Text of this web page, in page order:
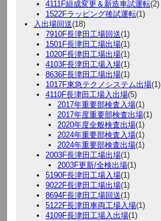
4111F組成変更＆新造車試運転(2)
1522Fラッピング後試運転(1)
入出場回送(18)
7910F長津田工場回送(1)
1501F長津田工場出場(1)
1020F長津田工場出場(1)
4103F長津田工場入場(1)
8636F長津田工場出場(1)
1017F東急テクノシステム出場(1)
4110F長津田工場入出場(5)
2017年重要部検査入場(1)
2017年度重要部検査出場(1)
2020年度全般検査出場(1)
2024年重要部検査入場(1)
2024年重要部検査出場(1)
2003F長津田工場出場(1)
2003F更新/全検出場(1)
5190F長津田工場入場(1)
9022F長津田工場出場(1)
8694F長津田工場回送(1)
5122F長津田車両工場入場(1)
4109F長津田工場入出場(1)